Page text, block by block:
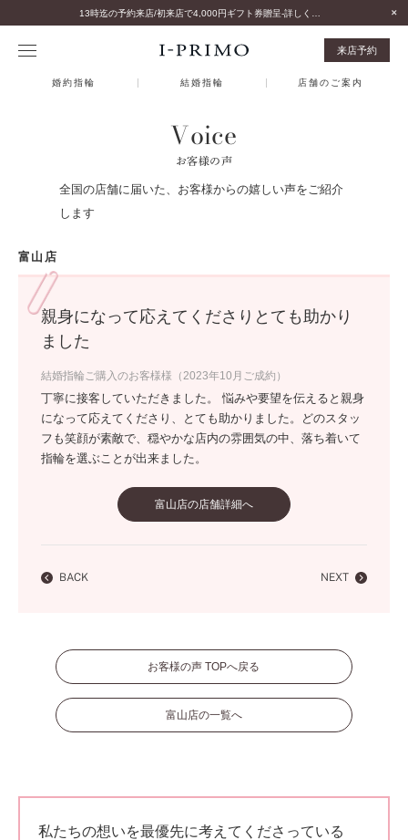
来店予約
婚約指輪 結婚指輪 店舗のご案内
Voice
お客様の声
全国の店舗に届いた、お客様からの嬉しい声をご紹介
します
富山店
親身になって応えてくださりとても助かり
ました
結婚指輪ご購入のお客様様（2023年10月ご成約）
丁寧に接客していただきました。 悩みや要望を伝えると親身
になって応えてくださり、とても助かりました。どのスタッ
フも笑顔が素敵で、穏やかな店内の雰囲気の中、落ち着いて
指輪を選ぶことが出来ました。
富山店の店舗詳細へ
BACK NEXT
お客様の声 TOPへ戻る
富山店の一覧へ
私たちの想いを最優先に考えてくださっている